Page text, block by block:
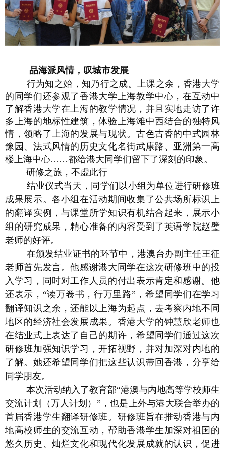
品海派风情，叹城市发展
行为知之始，知乃行之成。上课之余，香港大学
的同学们还参观了香港大学上海教学中心，在互动中
了解香港大学在上海的教学情况，并且实地走访了许
多上海的地标性建筑，体验上海滩中西结合的独特风
情，领略了上海的发展与现状。古色古香的中式园林
豫园、法式风情的历史文化名街武康路、亚洲第一高
楼上海中心……都给港大同学们留下了深刻的印象。
研修之旅，不虚此行
结业仪式当天，同学们以小组为单位进行研修班
成果展示。各小组在活动期间收集了公共场所标识上
的翻译实例，与课堂所学知识有机结合起来，展示小
组的研究成果，精心准备的内容受到了英语学院赵璧
老师的好评。
在颁发结业证书的环节中，港澳台办副主任王征
老师首先发言。他感谢港大同学在这次研修班中的投
入学习，同时对工作人员的付出表示肯定和感谢。他
还表示，“读万卷书，行万里路”，希望同学们在学习
翻译知识之余，还能以上海为起点，去考察内地不同
地区的经济社会发展成果。香港大学的钟慧欣老师也
在结业式上表达了自己的期许，希望同学们通过这次
研修班加强知识学习，开拓视野，并对加深对内地的
了解。她还希望同学们把这些认识带回香港，分享给
同学朋友。
本次活动纳入了教育部“港澳与内地高等学校师生
交流计划（万人计划）”，也是上外与港大联合举办的
首届香港学生翻译研修班。研修班旨在推动香港与内
地高校师生的交流互动，帮助香港学生加深对祖国的
悠久历史、灿烂文化和现代化发展成就的认识，促进